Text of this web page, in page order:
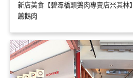
新店美食【碧潭橋頭鵝肉專賣店米其林
薦鵝肉